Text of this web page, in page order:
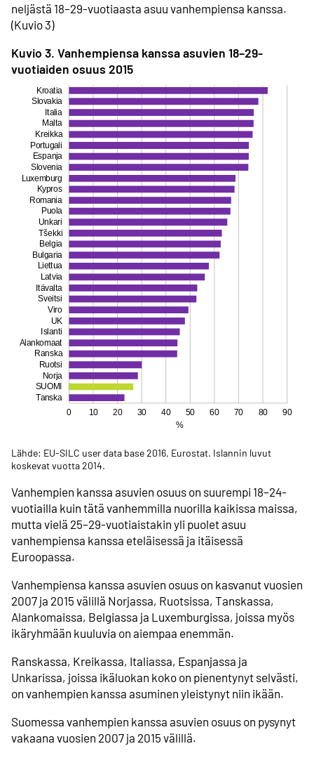
neljästä 18–29-vuotiaasta asuu vanhempiensa kanssa.
(Kuvio 3)
Kuvio 3. Vanhempiensa kanssa asuvien 18–29-
vuotiaiden osuus 2015
Lähde: EU-SILC user data base 2016, Eurostat. Islannin luvut
koskevat vuotta 2014.
Vanhempien kanssa asuvien osuus on suurempi 18–24-
vuotiailla kuin tätä vanhemmilla nuorilla kaikissa maissa,
mutta vielä 25–29-vuotiaistakin yli puolet asuu
vanhempiensa kanssa eteläisessä ja itäisessä
Euroopassa.
Vanhempiensa kanssa asuvien osuus on kasvanut vuosien
2007 ja 2015 välillä Norjassa, Ruotsissa, Tanskassa,
Alanko­maissa, Belgiassa ja Luxemburgissa, joissa myös
ikä­ryhmään kuuluvia on aiempaa enemmän.
Ranskassa, Kreikassa, Italiassa, Espanjassa ja
Unkarissa, joissa ikä­luokan koko on pienentynyt selvästi,
on vanhempien kanssa asuminen yleistynyt niin ikään.
Suomessa vanhempien kanssa asuvien osuus on pysynyt
vakaana vuosien 2007 ja 2015 välillä.